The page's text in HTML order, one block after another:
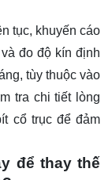
tục, khuyến cáo
đo độ kín định
tùy thuộc vào
tra chi tiết lòng
cổ trục để đảm
để thay thế